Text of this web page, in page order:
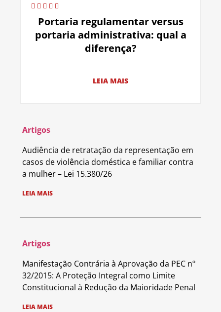
Portaria regulamentar versus
portaria administrativa: qual a
diferença?
LEIA MAIS
Artigos
Audiência de retratação da representação em
casos de violência doméstica e familiar contra
a mulher – Lei 15.380/26
LEIA MAIS
Artigos
Manifestação Contrária à Aprovação da PEC nº
32/2015: A Proteção Integral como Limite
Constitucional à Redução da Maioridade Penal
LEIA MAIS